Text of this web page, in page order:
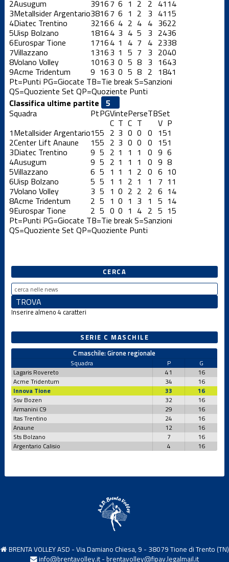
2Ausugum 39167 6 1 2 2 4114
3Metallsider Argentario38167 6 1 2 3 4115
4Diatec Trentino 32166 4 2 4 4 3622
5Uisp Bolzano 18164 3 4 5 3 2436
6Eurospar Tione 17164 1 4 7 4 2338
7Villazzano 13163 1 5 7 3 2040
8Volano Volley 10163 0 5 8 3 1643
9Acme Tridentum 9 163 0 5 8 2 1841
Pt=Punti PG=Giocate TB=Tie breakS=Sanzioni
QS=Quoziente Set QP=Quoziente Punti
Classifica ultime partite
Squadra
PtPGVintePerseTBSet
C T C T V P
1Metallsider Argentario155 2 3 0 0 0 151
2Center Lift Anaune 155 2 3 0 0 0 151
3Diatec Trentino 9 5 2 1 1 1 0 9 6
4Ausugum 9 5 2 1 1 1 0 9 8
5Villazzano 6 5 1 1 1 2 0 6 10
6Uisp Bolzano 5 5 1 1 2 1 1 7 11
7Volano Volley 3 5 1 0 2 2 2 6 14
8Acme Tridentum 2 5 1 0 1 3 1 5 14
9Eurospar Tione 2 5 0 0 1 4 2 5 15
Pt=Punti PG=Giocate TB=Tie breakS=Sanzioni
QS=Quoziente Set QP=Quoziente Punti
CERCA
Inserire almeno 4 caratteri
SERIE C MASCHILE
C maschile: Girone regionale
Squadra P
G
Lagaris Rovereto
41
16
Acme Tridentum
34
16
Innova Tione
33
16
Ssv Bozen
32
16
Armanini C9
29
16
Itas Trentino
24
16
Anaune
12
16
Sts Bolzano
7
16
Argentario Calisio
4 16
BRENTA VOLLEY ASD - Via Damiano Chiesa, 9 - 38079 Tione di Trento (TN)
info@brentavolley.it- brentavolley@fipav.legalmail.it